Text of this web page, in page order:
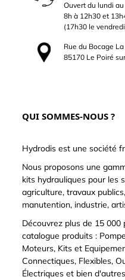
Ouvert du lundi
8h à 12h30 et
(17h30 le
Rue du Bocage
85170 Le Poiré
QUI SOMMES-NOUS ?
Hydrodis est une société
Nous proposons une
kits hydrauliques pour les
agriculture, travaux
manutention, industrie,
Découvrez plus de 15
catalogue produits :
Moteurs, Kits et
Connectiques, Flexibles,
Électriques et bien